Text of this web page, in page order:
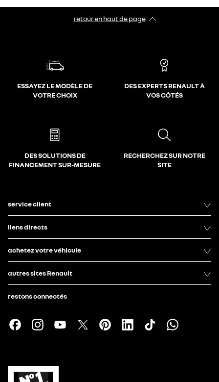
retour en haut de page​
ESSAYEZ LE MODÈLE DE
VOTRE CHOIX
DES EXPERTS RENAULT À
VOS CÔTÉS
DES SOLUTIONS DE
FINANCEMENT SUR-MESURE
RECHERCHEZ SUR NOTRE
SITE
service client
liens directs
achetez votre véhicule
autres sites Renault
restons connectés